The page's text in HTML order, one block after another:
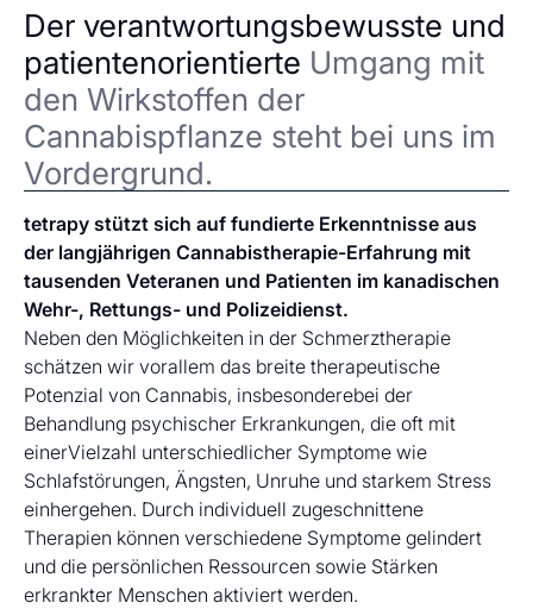
Der verantwortungsbewusste und
patientenorientierte Umgang mit
den Wirkstoffen der
Cannabispflanze steht bei uns im
Vordergrund.
tetrapy stützt sich auf fundierte Erkenntnisse aus
der langjährigen Cannabistherapie-Erfahrung mit
tausenden Veteranen und Patienten im kanadischen
Wehr-, Rettungs- und Polizeidienst.
Neben den Möglichkeiten in der Schmerztherapie
schätzen wir vorallem das breite therapeutische
Potenzial von Cannabis, insbesonderebei der
Behandlung psychischer Erkrankungen, die oft mit
einerVielzahl unterschiedlicher Symptome wie
Schlafstörungen, Ängsten, Unruhe und starkem Stress
einhergehen. Durch individuell zugeschnittene
Therapien können verschiedene Symptome gelindert
und die persönlichen Ressourcen sowie Stärken
erkrankter Menschen aktiviert werden.